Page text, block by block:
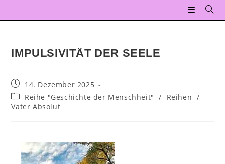
IMPULSIVITÄT DER SEELE
14. Dezember 2025
Reihe "Geschichte der Menschheit"
/ Reihen /
Vater Absolut